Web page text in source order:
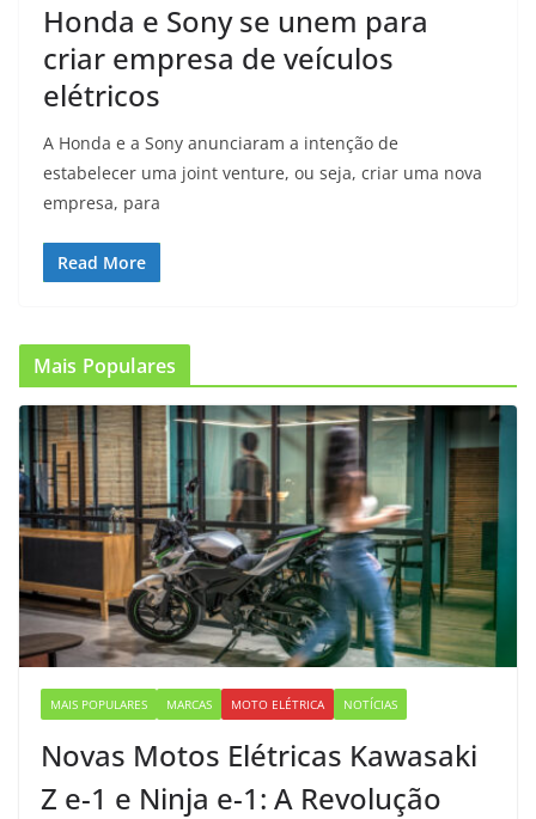
Honda e Sony se unem para
criar empresa de veículos
elétricos
A Honda e a Sony anunciaram a intenção de
estabelecer uma joint venture, ou seja, criar uma nova
empresa, para
Read More
Mais Populares
MAIS POPULARES MARCAS MOTO ELÉTRICA NOTÍCIAS
Novas Motos Elétricas Kawasaki
Z e-1 e Ninja e-1: A Revolução